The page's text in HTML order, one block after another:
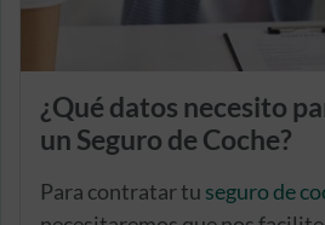
¿Qué datos necesito
un Seguro de Coche?
Para contratar tu seguro de